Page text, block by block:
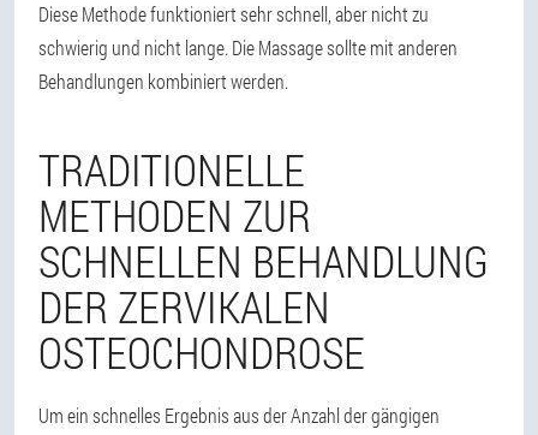
Diese Methode funktioniert sehr schnell, aber nicht zu
schwierig und nicht lange. Die Massage sollte mit anderen
Behandlungen kombiniert werden.
TRADITIONELLE
METHODEN ZUR
SCHNELLEN BEHANDLUNG
DER ZERVIKALEN
OSTEOCHONDROSE
Um ein schnelles Ergebnis aus der Anzahl der gängigen